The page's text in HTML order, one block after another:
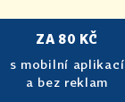
ZA 80 KČ
s mobilní aplikací
a bez reklam